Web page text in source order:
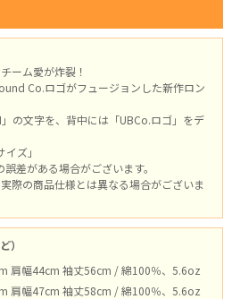
ーム愛が炸裂！
Co.ロゴがフュージョンした新作ロン
の文字を、背中には「UBCo.ロゴ」をデ
ズ」
差がある場合がございます。
際の商品仕様とは異なる場合がございま
）
肩幅44cm 袖丈56cm / 綿100％、5.6oz
肩幅47cm 袖丈58cm / 綿100％、5.6oz